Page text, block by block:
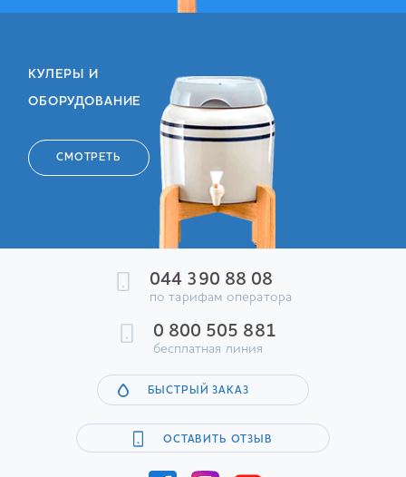
КУЛЕРЫ И
ОБОРУДОВАНИЕ
СМОТРЕТЬ
044 390 88 08
по тарифам оператора
0 800 505 881
бесплатная линия
БЫСТРЫЙ ЗАКАЗ
ОСТАВИТЬ ОТЗЫВ